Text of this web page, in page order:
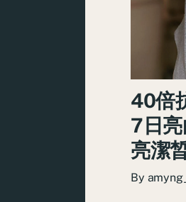
40倍
7日
亮潔
By